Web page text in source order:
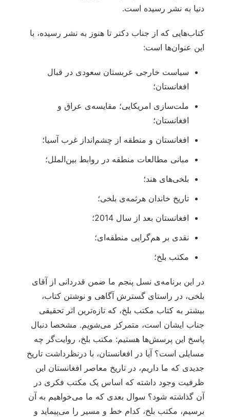
دنیا به نشر رسیده است.
کتاب‌هایی که از جناب دکتر تا هنوز به نشر رسیده‌، با
این عنوان‌ها است:
سیاست خارجی عربستان سعودی در قبال
افغانستان؛
ملت‌سازی امریکایی؛ مقایسه‌ی عراق و
افغانستان؛
افغانستان و منطقه از چشم‌انداز غرب آسیا؛
مبانی مطالعات منطقه در روابط بین‌الملل؛
بلخی‌های هند؛
تاریخ خاندان هرثمه‌ی بلخی؛
افغانستان بعد از سال 2014؛
نقدی بر هم‌گرایی منطقه‌ای؛
مکتب بلخ؛
در این برنامه‌ی نسل پنجم ما ضمن قدردانی از آقای
بلخی، در راستای گسترش آگاهی و نوشتن کتاب،
بیشتر به کتاب مکتب بلخ، که تازه‌ترین اثر تحقیقی
جناب ایشان است، متمرکز می‌شویم. مشخصا دنبال
پاسخ این پرسش‌ها هستیم: مکتب بلخ، روایت‌گر چه
مسایلی است؟ آیا در افغانستان، با درنظرداشت تاریخ
جدیدی که ما داریم، در تاریخ معاصر افغانستان این
ظرفیت وجود داشته که اساس یک مکتب فکری در
آن گذاشته شود؟ سوال بعدی که ما می‌خواهیم به آن
برسیم، مکتب بلخ، کدام خط و مسیر را می‌پیماید و